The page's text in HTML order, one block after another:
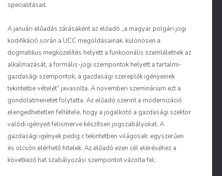
specialitásait.
A januári előadás zárásaként az előadó „a magyar polgári jogi
kodifikáció során a UCC megoldásainak, különösen a
dogmatikus megközelítés helyett a funkcionális szemléletnek az
alkalmazását, a formális-jogi szempontok helyett a tartalmi-
gazdasági szempontok, a gazdasági szereplők igényeinek
tekintetbe vételét” javasolta. A novemberi szeminárium ezt a
gondolatmenetet folytatta. Az előadó szerint a modernizáció
elengedhetetlen feltétele, hogy a jogalkotó a gazdasági szektor
valódi igényeit felismerve készítsen jogszabályokat. A
gazdasági igények pedig c tekintetben világosak: egyszerűen
és olcsón elérhető hitelek. Az előadó ezen cél eléréséhez a
következő hat szabályozási szempontot vázolta fel: